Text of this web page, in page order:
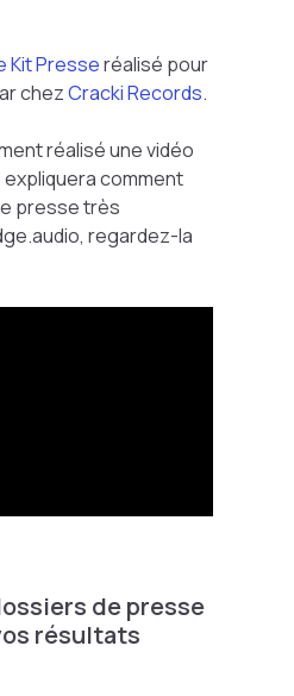
Kit Presseréalisé pour
chezCracki Records.
réalisé une vidéo
expliquera comment
presse très
regardez-la
de presse
résultats